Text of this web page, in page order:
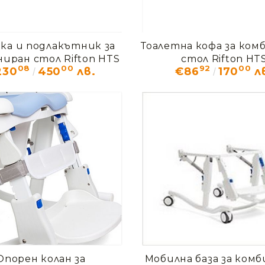
и подлакътник за
стол Rifton HTS
08 45000 лв.
Тоалетна кофа за
стол Rifton
€8692 17000
колан за
Мобилна база за